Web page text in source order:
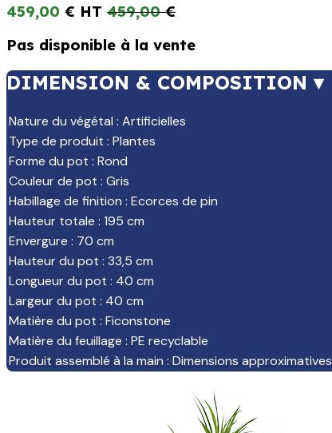
459,00 € 459,00€
Pas disponible à la vente
DIMENSION & COMPOSITION ▾
Nature du végétal : Artificielles
Type de produit : Plantes
Forme du pot : Rond
Couleur de pot : Gris
Habillage de finition : Ecorces de pin
Hauteur totale : 195 cm
Envergure : 70 cm
Hauteur du pot : 33,5 cm
Longueur du pot : 40 cm
Largeur du pot : 40 cm
Matière du pot : Ficonstone
Matière du feuillage : PE recyclable
Produit assemblé à la main : Dimensions approximatives